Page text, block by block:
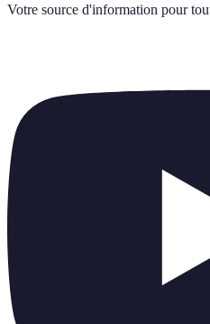
Votre source d'information pour